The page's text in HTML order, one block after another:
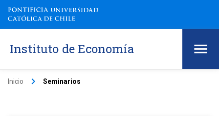
Instituto de Economía
Inicio keyboard_arrow_right Seminarios